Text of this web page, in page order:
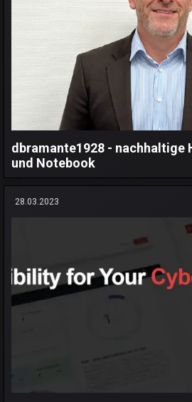
dbramante1928 - nachhaltige
und Notebook
28.03.2023